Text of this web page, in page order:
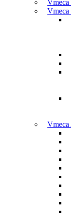
Vmeca
Vmeca
Vmeca